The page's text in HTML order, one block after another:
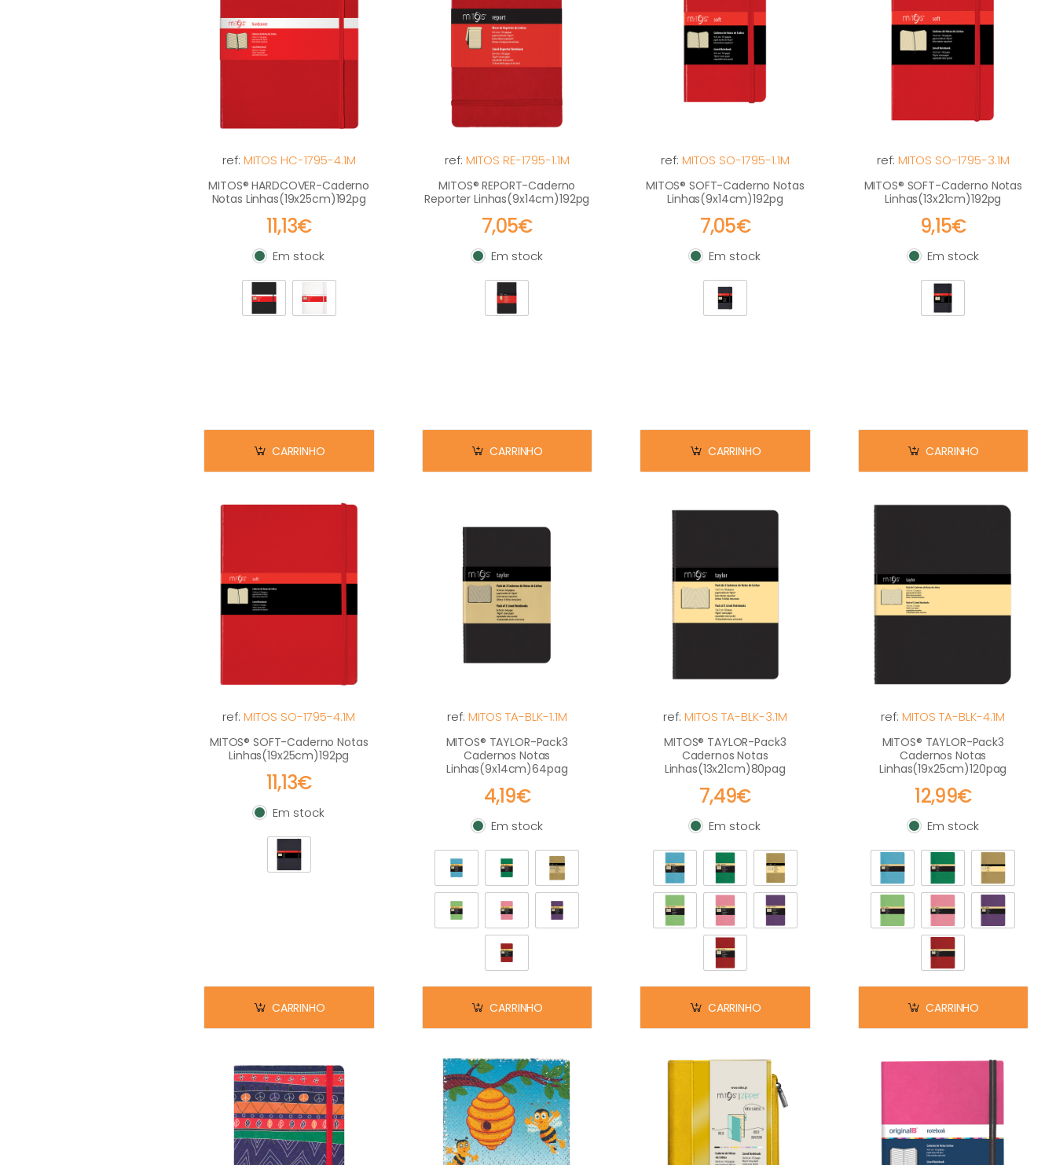
ref: MITOS HC-1795-4.1M
MITOS® HARDCOVER-Caderno
Notas Linhas(19x25cm)192pg
11,13€
Em stock
Em stock
CARRINHO
ref: MITOS RE-1795-1.1M
MITOS® REPORT-Caderno
Reporter Linhas(9x14cm)192pg
7,05€
Em stock
Em stock
CARRINHO
ref: MITOS SO-1795-1.1M
MITOS® SOFT-Caderno Notas
Linhas(9x14cm)192pg
7,05€
Em stock
Em stock
CARRINHO
ref: MITOS SO-1795-3.1M
MITOS® SOFT-Caderno Notas
Linhas(13x21cm)192pg
9,15€
Em stock
Em stock
CARRINHO
ref:MITOS SO-1795-4.1M
MITOS® SOFT-Caderno Notas
Linhas(19x25cm)192pg
11,13€
Em stock
Em stock
CARRINHO
ref: MITOS TA-BLK-1.1M
MITOS® TAYLOR-Pack3
Cadernos Notas
Linhas(9x14cm)64pag
4,19€
Em stock
Em stock
CARRINHO
ref: MITOS TA-BLK-3.1M
MITOS® TAYLOR-Pack3
Cadernos Notas
Linhas(13x21cm)80pag
7,49€
Em stock
Em stock
CARRINHO
ref:MITOS TA-BLK-4.1M
MITOS® TAYLOR-Pack3
Cadernos Notas
Linhas(19x25cm)120pag
12,99€
Em stock
Em stock
CARRINHO